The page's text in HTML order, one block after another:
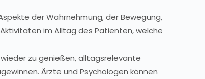
der Wahrnehmung, der Bewegung,
im Alltag des Patienten, welche
zu genießen, alltagsrelevante
Ärzte und Psychologen können